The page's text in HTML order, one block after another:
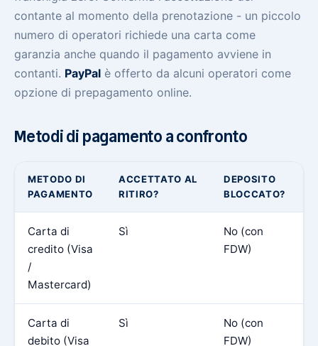
contante al momento della prenotazione - un piccolo
numero di operatori richiede una carta come
garanzia anche quando il pagamento avviene in
contanti. PayPal è offerto da alcuni operatori come
opzione di prepagamento online.
Metodi di pagamento a confronto
METODO DI
PAGAMENTO
ACCETTATO AL
RITIRO?
DEPOSITO
BLOCCATO?
Carta di
credito (Visa
/
Mastercard)
Sì
No (con
FDW)
Carta di
debito (Visa
Sì
No (con
FDW)